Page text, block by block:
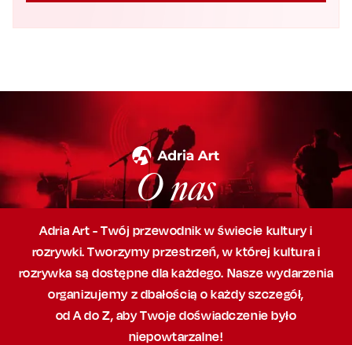
O nas
Adria Art - Twój przewodnik w świecie kultury i
rozrywki. Tworzymy przestrzeń,w której kultura i
rozrywka są dostępne dla każdego. Nasze wydarzenia
organizujemy z dbałością o każdy szczegół,
od A do Z, abyTwoje doświadczenie było
niepowtarzalne!